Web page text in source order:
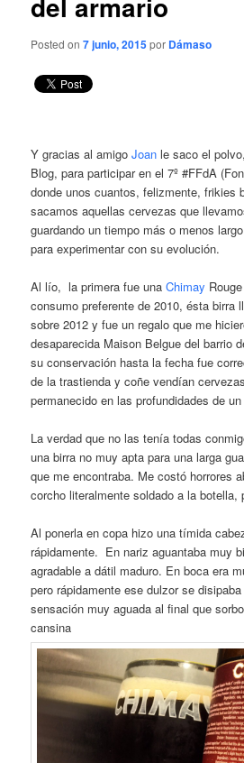
Posted on7 junio, 2015por Dámaso
Y gracias al amigoJoan le saco el
Blog, para participar en el 7º #FFdA
donde unos cuantos, felizmente, frikies
sacamos aquellas cervezas que
guardando un tiempo más o menos
para experimentar con su evolución.
Al lío, la primera fue unaChimay
consumo preferente de 2010, ésta birra
sobre 2012 y fue un regalo que me
desaparecida Maison Belgue del barrio
su conservación hasta la fecha fue
de la trastienda y coñe vendían
permanecido en las profundidades de
La verdad que no las tenía todas
una birra no muy apta para una larga
que me encontraba. Me costó horrores
corcho literalmente soldado a la botella,
Al ponerla en copa hizo una tímida
rápidamente. En nariz aguantaba muy
agradable a dátil maduro. En boca era
pero rápidamente ese dulzor se
sensación muy aguada al final que
cansina